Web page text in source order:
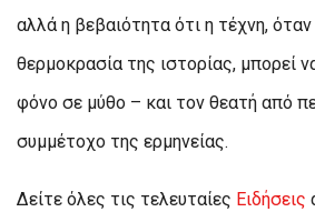
αλλά η βεβαιότητα ότι η τέχνη, όταν
θερμοκρασία της ιστορίας, μπορεί
φόνο σε μύθο – και τον θεατή από
συμμέτοχο της ερμηνείας.
Δείτε όλες τις τελευταίες Ειδήσεις